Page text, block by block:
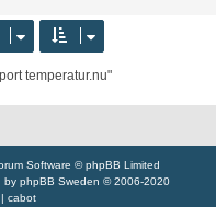
temperatur.nu"
Software © phpBB Limited
by phpBB Sweden © 2006-2020
| cabot